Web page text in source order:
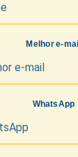
Melhor e-
WhatsApp